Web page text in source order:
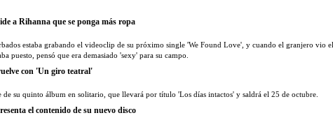
a Rihanna que se ponga más ropa
estaba grabando el videoclip de su próximo single 'We Found Love', y cuando el granjero vio el
puesto, pensó que era demasiado 'sexy' para su campo.
con 'Un giro teatral'
de su quinto álbum en solitario, que llevará por título 'Los días intactos' y saldrá el 25 de octubre.
el contenido de su nuevo disco